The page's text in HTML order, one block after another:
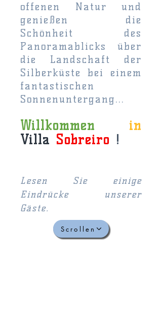
offenen Natur und
genießen die
Schönheit des
Panoramablicks über
die Landschaft der
Silberküste bei einem
fantastischen
Sonnenuntergang...
Willkommen
in
Villa Sobreiro !
Lesen Sie einige
Eindrücke unserer
Gäste.
Scrollen